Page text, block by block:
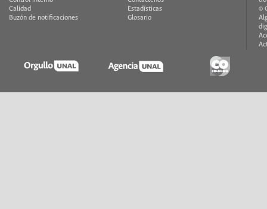
Calidad
Buzón de notificaciones
Estadísticas
Glosario
©